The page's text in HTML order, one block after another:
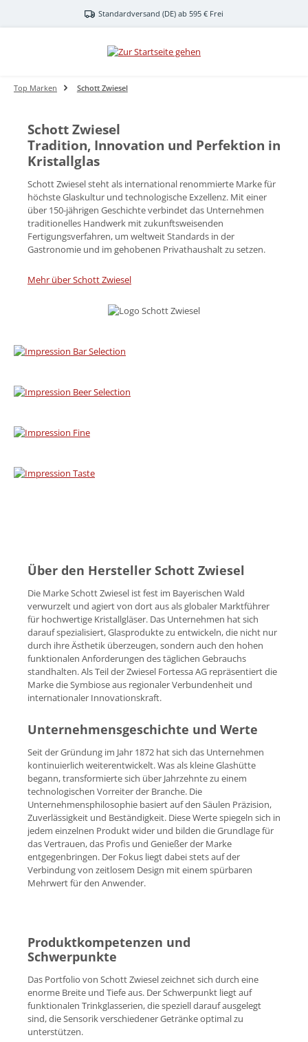
Zum Hauptinhalt springenStandardversand (DE) ab 595 € Frei
Top Marken Schott Zwiesel
Schott Zwiesel
Tradition, Innovation und Perfektion in
Kristallglas
Schott Zwiesel steht als international renommierte Marke für
höchste Glaskultur und technologische Exzellenz. Mit einer
über 150-jährigen Geschichte verbindet das Unternehmen
traditionelles Handwerk mit zukunftsweisenden
Fertigungsverfahren, um weltweit Standards in der
Gastronomie und im gehobenen Privathaushalt zu setzen.
Mehr über Schott Zwiesel
Über den Hersteller Schott Zwiesel
Die Marke Schott Zwiesel ist fest im Bayerischen Wald
verwurzelt und agiert von dort aus als globaler Marktführer
für hochwertige Kristallgläser. Das Unternehmen hat sich
darauf spezialisiert, Glasprodukte zu entwickeln, die nicht nur
durch ihre Ästhetik überzeugen, sondern auch den hohen
funktionalen Anforderungen des täglichen Gebrauchs
standhalten. Als Teil der Zwiesel Fortessa AG repräsentiert die
Marke die Symbiose aus regionaler Verbundenheit und
internationaler Innovationskraft.
Unternehmensgeschichte und Werte
Seit der Gründung im Jahr 1872 hat sich das Unternehmen
kontinuierlich weiterentwickelt. Was als kleine Glashütte
begann, transformierte sich über Jahrzehnte zu einem
technologischen Vorreiter der Branche. Die
Unternehmensphilosophie basiert auf den Säulen Präzision,
Zuverlässigkeit und Beständigkeit. Diese Werte spiegeln sich in
jedem einzelnen Produkt wider und bilden die Grundlage für
das Vertrauen, das Profis und Genießer der Marke
entgegenbringen. Der Fokus liegt dabei stets auf der
Verbindung von zeitlosem Design mit einem spürbaren
Mehrwert für den Anwender.
Produktkompetenzen und
Schwerpunkte
Das Portfolio von Schott Zwiesel zeichnet sich durch eine
enorme Breite und Tiefe aus. Der Schwerpunkt liegt auf
funktionalen Trinkglasserien, die speziell darauf ausgelegt
sind, die Sensorik verschiedener Getränke optimal zu
unterstützen.